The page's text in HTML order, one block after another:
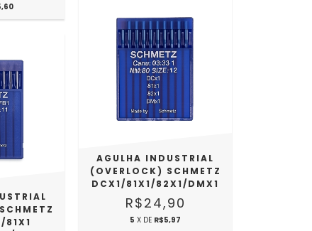
81X1
AGULHA INDUSTRIAL
(OVERLOCK) SCHMETZ
DCX1/81X1/82X1/DMX1
R$24,90
5 X DE R$5,97